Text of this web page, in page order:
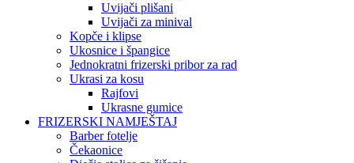
Uvijači plišani
Uvijači za minival
Kopče i klipse
Ukosnice i špangice
Jednokratni frizerski pribor za rad
Ukrasi za kosu
Rajfovi
Ukrasne gumice
FRIZERSKI NAMJEŠTAJ
Barber fotelje
Čekaonice